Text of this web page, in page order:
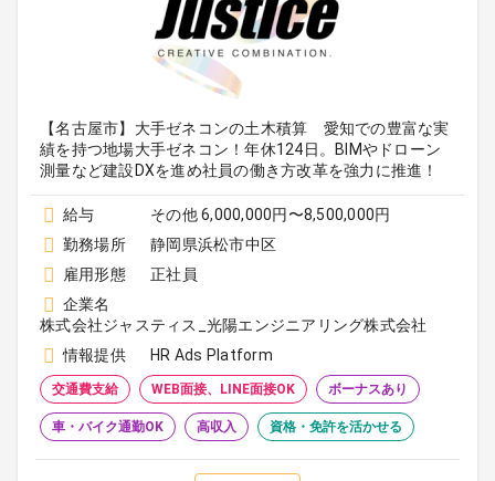
【名古屋市】大手ゼネコンの土木積算 愛知での豊富な実
績を持つ地場大手ゼネコン！年休124日。BIMやドローン
測量など建設DXを進め社員の働き方改革を強力に推進！
給与
その他 6,000,000円〜8,500,000円
勤務場所
静岡県浜松市中区
雇用形態
正社員
企業名
株式会社ジャスティス_光陽エンジニアリング株式会社
情報提供
HR Ads Platform
交通費支給 WEB面接、LINE面接OK ボーナスあり
車・バイク通勤OK 高収入 資格・免許を活かせる